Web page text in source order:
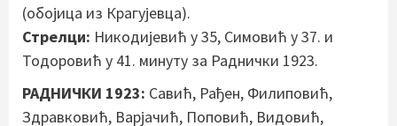
(обојица из Крагујевца).
Стрелци: Никодијевић у 35, Симовић у 37. и
Тодоровић у 41. минуту за Раднички 1923.
РАДНИЧКИ 1923: Савић, Рађен, Филиповић,
Здравковић, Варјачић, Поповић, Видовић,